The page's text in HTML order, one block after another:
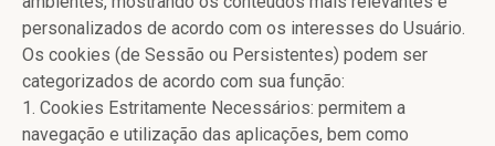
personalizados de acordo com os interesses do Usuário.
Os cookies (de Sessão ou Persistentes) podem ser
categorizados de acordo com sua função:
1. Cookies Estritamente Necessários: permitem a
navegação e utilização das aplicações, bem como